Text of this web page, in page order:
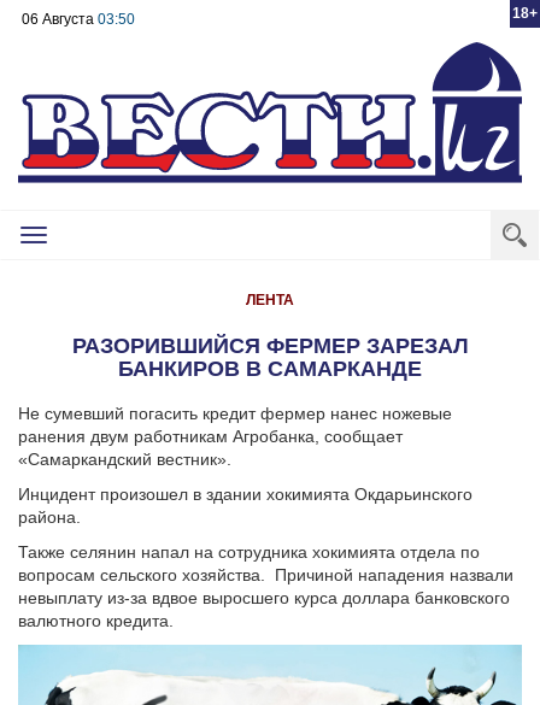
18+
06 Августа 03:50
Toggle
ЛЕНТА
РАЗОРИВШИЙСЯ ФЕРМЕР ЗАРЕЗАЛ
БАНКИРОВ В САМАРКАНДЕ
Не сумевший погасить кредит фермер нанес ножевые
ранения двум работникам Агробанка, сообщает
«Самаркандский вестник».
Инцидент произошел в здании хокимията Окдарьинского
района.
Также селянин напал на сотрудника хокимията отдела по
вопросам сельского хозяйства. Причиной нападения назвали
невыплату из-за вдвое выросшего курса доллара банковского
валютного кредита.